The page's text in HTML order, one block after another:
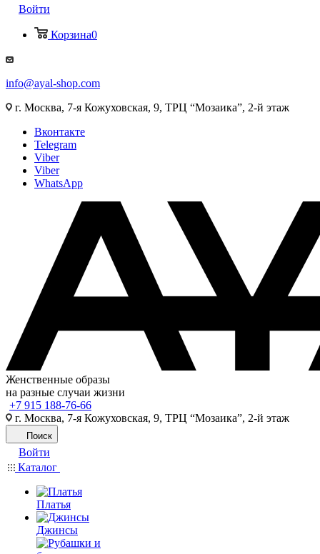
Войти
Корзина0
info@ayal-shop.com
г. Москва, 7-я Кожуховская, 9, ТРЦ “Мозаика”, 2-й этаж
Вконтакте
Telegram
Viber
Viber
WhatsApp
Женственные образы
на разные случаи жизни
+7 915 188-76-66
г. Москва, 7-я Кожуховская, 9, ТРЦ “Мозаика”, 2-й этаж
Поиск
Войти
Каталог
Платья
Джинсы